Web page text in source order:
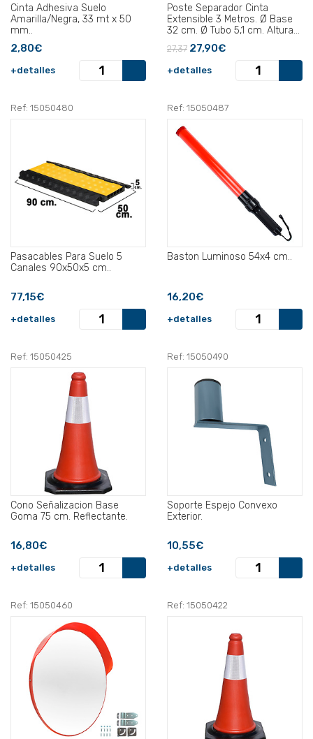
Cinta Adhesiva Suelo
Amarilla/Negra, 33 mt x 50
mm..
2,80€
+detalles
Poste Separador Cinta
Extensible 3 Metros. Ø Base
32 cm. Ø Tubo 5,1 cm. Altura
91 cm..
27,37 27,90€
+detalles
Ref: 15050480
Pasacables Para Suelo 5
Canales 90x50x5 cm..
77,15€
+detalles
Ref: 15050487
Baston Luminoso 54x4 cm..
16,20€
+detalles
Ref: 15050425
Cono Señalizacion Base
Goma 75 cm. Reflectante.
16,80€
+detalles
Ref: 15050490
Soporte Espejo Convexo
Exterior.
10,55€
+detalles
Ref: 15050460 Ref: 15050422